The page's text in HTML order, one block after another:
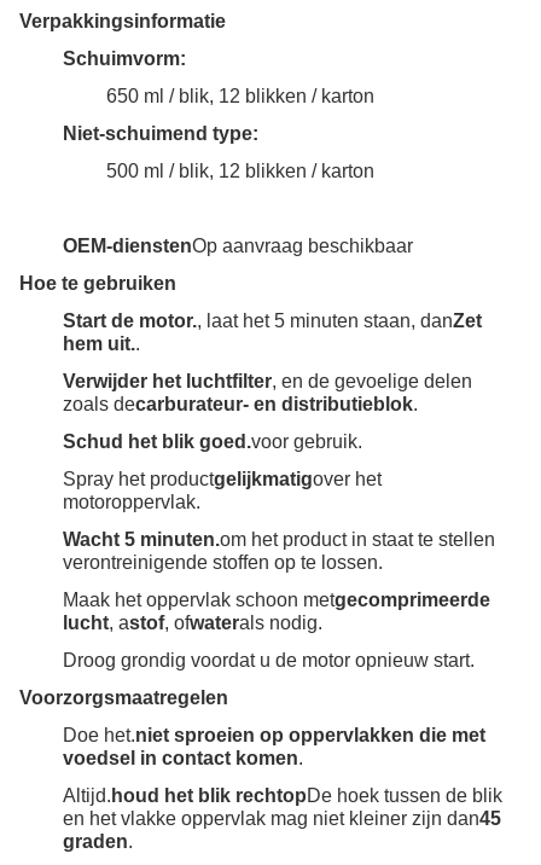
Verpakkingsinformatie
Schuimvorm:
650 ml / blik, 12 blikken / karton
Niet-schuimend type:
500 ml / blik, 12 blikken / karton
OEM-dienstenOp aanvraag beschikbaar
Hoe te gebruiken
Start de motor., laat het 5 minuten staan, danZet
hem uit..
Verwijder het luchtfilter, en de gevoelige delen
zoals decarburateur- en distributieblok.
Schud het blik goed.voor gebruik.
Spray het productgelijkmatigover het
motoroppervlak.
Wacht 5 minuten.om het product in staat te stellen
verontreinigende stoffen op te lossen.
Maak het oppervlak schoon metgecomprimeerde
lucht, astof, ofwaterals nodig.
Droog grondig voordat u de motor opnieuw start.
Voorzorgsmaatregelen
Doe het.niet sproeien op oppervlakken die met
voedsel in contact komen.
Altijd.houd het blik rechtopDe hoek tussen de blik
en het vlakke oppervlak mag niet kleiner zijn dan45
graden.